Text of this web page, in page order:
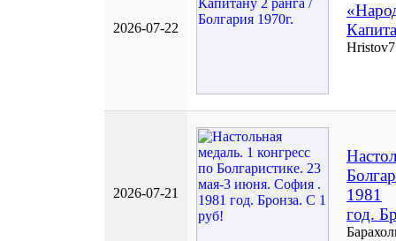
2026-07-22
2026-07-21
1981
год.